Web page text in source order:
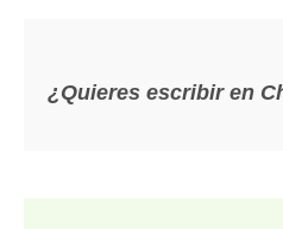
¿Quieres escribir en